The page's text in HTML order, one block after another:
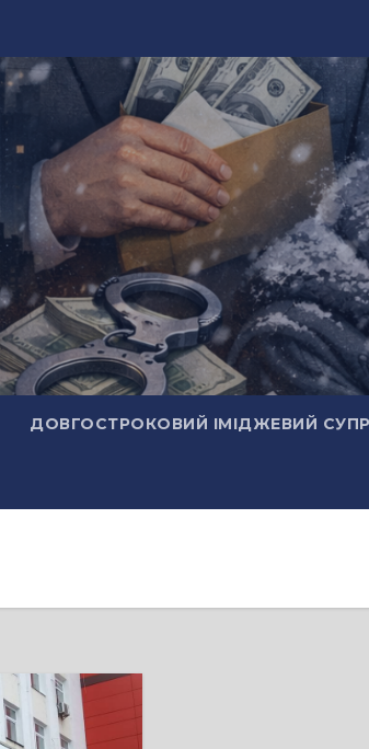
ДОВГОСТРОКОВИЙ ІМІДЖЕВИЙ